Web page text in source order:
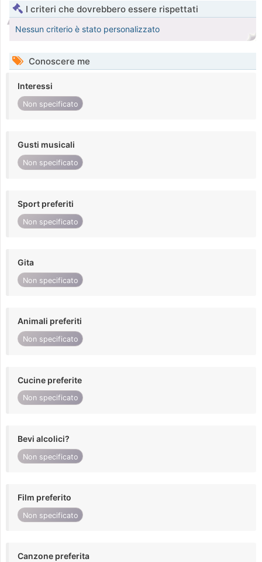
I criteri che dovrebbero essere rispettati
Nessun criterio è stato personalizzato
Conoscere me
Interessi
Non specificato
Gusti musicali
Non specificato
Sport preferiti
Non specificato
Gita
Non specificato
Animali preferiti
Non specificato
Cucine preferite
Non specificato
Bevi alcolici?
Non specificato
Film preferito
Non specificato
Canzone preferita